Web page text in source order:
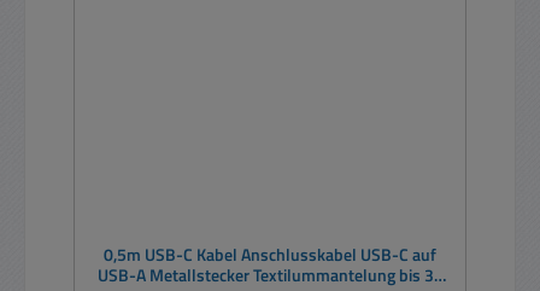
0,5m USB-C Kabel Anschlusskabel USB-C auf
USB-A Metallstecker Textilummantelung bis 3A